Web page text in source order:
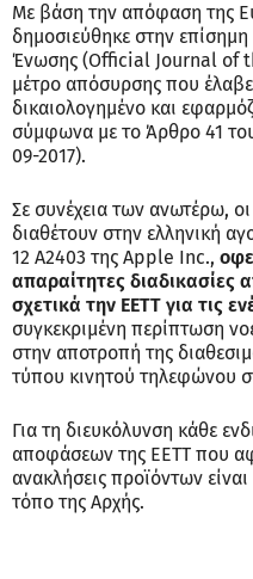
Με βάση την απόφαση της
δημοσιεύθηκε στην
Ένωσης (Official Journal of
μέτρο απόσυρσης που έλαβε
δικαιολογημένο και
σύμφωνα με το Άρθρο 41
09-2017).
Σε συνέχεια των ανωτέρω,
διαθέτουν στην ελληνική
12 A2403 της Apple Inc.,
απαραίτητες διαδικασίες
σχετικά την ΕΕΤΤ για τις
συγκεκριμένη περίπτωση
στην αποτροπή της
τύπου κινητού τηλεφώνου
Για τη διευκόλυνση κάθε
αποφάσεων της ΕΕΤΤ που
ανακλήσεις προϊόντων
τόπο της Αρχής.